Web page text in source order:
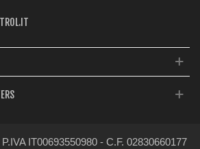
IT00693550980 - C.F. 02830660177